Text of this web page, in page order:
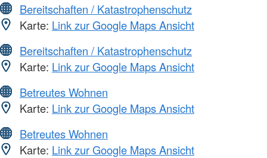
Bereitschaften / Katastrophenschutz
Karte: Link zur Google Maps Ansicht
Bereitschaften / Katastrophenschutz
Karte: Link zur Google Maps Ansicht
Betreutes Wohnen
Karte: Link zur Google Maps Ansicht
Betreutes Wohnen
Karte: Link zur Google Maps Ansicht